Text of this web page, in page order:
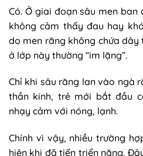
Có. Ở giai đoạn sâu men
không cảm thấy đau hay
do men răng không chứa dây
ở lớp này thường “im lặng”.
Chỉ khi sâu răng lan vào ngà
thần kinh, trẻ mới bắt đầu
nhạy cảm với nóng, lạnh.
Chính vì vậy, nhiều trường
hiện khi đã tiến triển nặng.